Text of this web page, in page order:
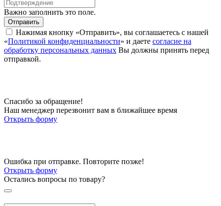
Важно заполнить это поле.
Отправить
Нажимая кнопку «Отправить», вы соглашаетесь с нашей
«Политикой конфиденциальности» и даете согласие на
обработку персональных данных Вы должны принять перед
отправкой.
Спасибо за обращение!
Наш менеджер перезвонит вам в ближайшее время
Открыть форму
Ошибка при отправке. Повторите позже!
Открыть форму
Остались вопросы по товару?